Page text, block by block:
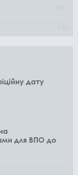
дату
для ВПО до